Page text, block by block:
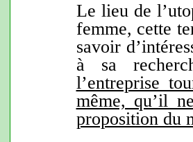
Le lieu de
femme, cette
savoir
à sa
l’entreprise
même, qu’il
proposition du